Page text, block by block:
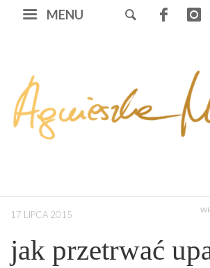
MENU
17 LIPCA 2015
jak przetrwać